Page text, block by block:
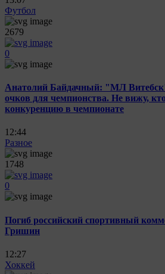
Футбол
2679
0
Анатолий Байдачный: "МЛ
очков для чемпионства. Не вижу,
конкуренцию в чемпионате
12:44
Разное
1748
0
Погиб российский спортивный
Гришин
12:27
Хоккей